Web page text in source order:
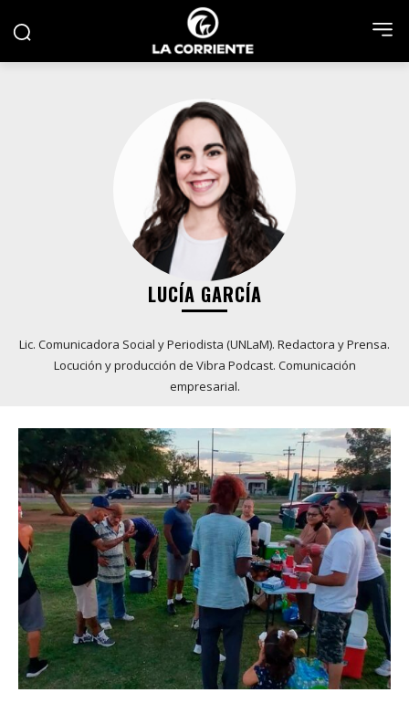
LUCÍA GARCÍA
Lic. Comunicadora Social y Periodista (UNLaM). Redactora y Prensa.
Locución y producción de Vibra Podcast. Comunicación
empresarial.